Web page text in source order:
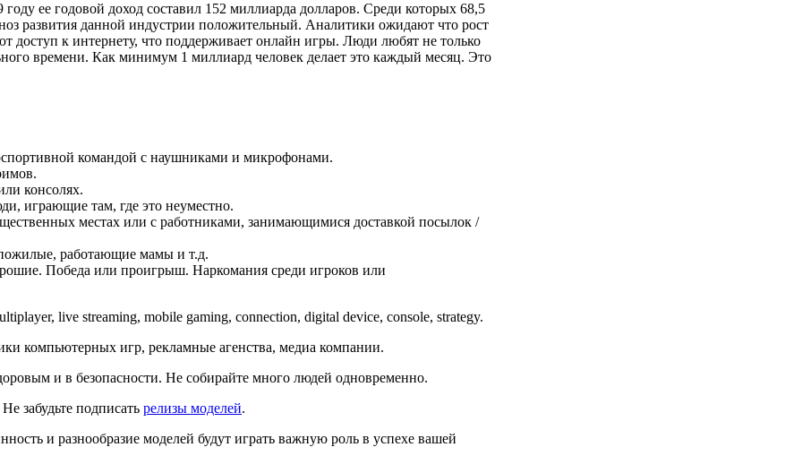
ее годовой доход составил 152 миллиарда долларов. Среди которых 68,5
развития данной индустрии положительный. Аналитики ожидают что рост
доступ к интернету, что поддерживает онлайн игры. Люди любят не только
времени. Как минимум 1 миллиард человек делает это каждый месяц. Это
командой с наушниками и микрофонами.
консолях.
играющие там, где это неуместно.
местах или с работниками, занимающимися доставкой посылок /
работающие мамы и т.д.
Победа или проигрыш. Наркомания среди игроков или
live streaming, mobile gaming, connection, digital device, console, strategy.
компьютерных игр, рекламные агенства, медиа компании.
и в безопасности. Не собирайте много людей одновременно.
забудьте подписать релизы моделей.
и разнообразие моделей будут играть важную роль в успехе вашей